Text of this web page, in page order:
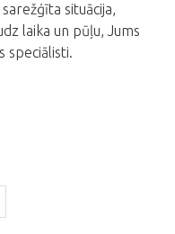
situācija,
laika un pūļu, Jums
speciālisti.